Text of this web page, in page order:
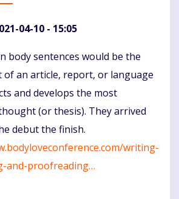
04-10 - 15:05
body sentences would be the
of an article, report, or language
and develops the most
(or thesis). They arrived
debut the finish.
writing-
and-proofreading…